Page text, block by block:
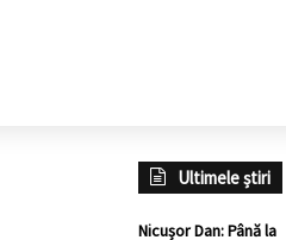
Ultimele știri
Nicușor Dan: Până la